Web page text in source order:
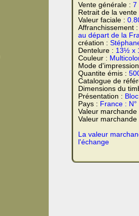
Vente générale : 7
Retrait de la
Valeur faciale :
Affranchissement
au départ de la
création :
Dentelure : 13½ x
Couleur :
Mode
Quantite émis :
Catalogue de
Dimensions du
Présentation :
Pays : France :
Valeur
Valeur
La valeur
l'échange